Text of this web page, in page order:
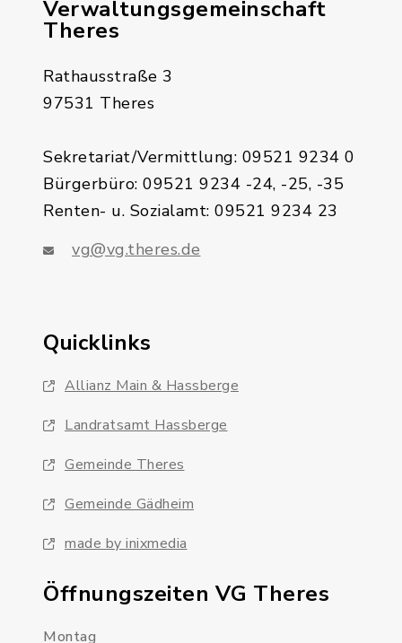
Verwaltungsgemeinschaft
Theres
Rathausstraße 3
97531 Theres
Sekretariat/Vermittlung: 09521 9234 0
Bürgerbüro: 09521 9234 -24, -25, -35
Renten- u. Sozialamt: 09521 9234 23
vg@vg.theres.de
Quicklinks
Allianz Main & Hassberge
Landratsamt Hassberge
Gemeinde Theres
Gemeinde Gädheim
made by inixmedia
Öffnungszeiten VG Theres
Montag